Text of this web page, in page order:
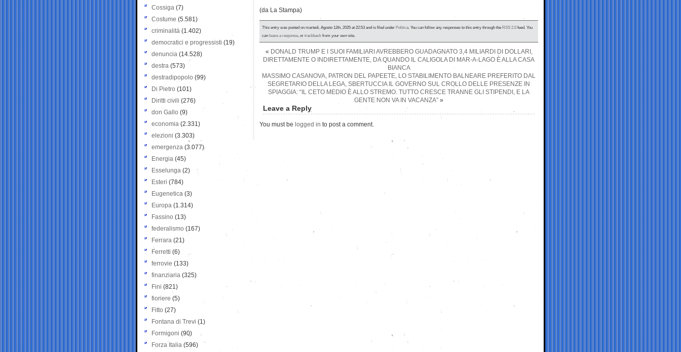
(da La Stampa)
This entry was posted on martedì, Agosto 12th, 2025 at 22:53 and is filed underPolitica. You can follow any responses to this entry through theRSS 2.0feed. You
canleave a response, ortrackbackfrom your own site.
« DONALD TRUMP E I SUOI FAMILIARI AVREBBERO GUADAGNATO 3,4 MILIARDI DI DOLLARI,
DIRETTAMENTE O INDIRETTAMENTE, DA QUANDO IL CALIGOLA DI MAR-A-LAGO È ALLA CASA
BIANCA
MASSIMO CASANOVA, PATRON DEL PAPEETE, LO STABILIMENTO BALNEARE PREFERITO DAL
SEGRETARIO DELLA LEGA, SBERTUCCIA IL GOVERNO SUL CROLLO DELLE PRESENZE IN
SPIAGGIA: “IL CETO MEDIO È ALLO STREMO. TUTTO CRESCE TRANNE GLI STIPENDI, E LA
GENTE NON VA IN VACANZA” »
Leave a Reply
You must be logged in to post a comment.
Cossiga (7)
Costume (5.581)
criminalità (1.402)
democratici e progressisti (19)
denuncia (14.528)
destra (573)
destradipopolo (99)
Di Pietro (101)
Diritti civili (276)
don Gallo (9)
economia (2.331)
elezioni (3.303)
emergenza (3.077)
Energia (45)
Esselunga (2)
Esteri (784)
Eugenetica (3)
Europa (1.314)
Fassino (13)
federalismo (167)
Ferrara (21)
Ferretti (6)
ferrovie (133)
finanziaria (325)
Fini (821)
fioriere (5)
Fitto (27)
Fontana di Trevi (1)
Formigoni (90)
Forza Italia (596)